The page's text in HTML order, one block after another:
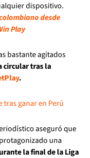
dispositivo.
desde
Play
bastante agitados
circular tras la
.
tras ganar en Perú
aseguró que
una
la final de la Liga